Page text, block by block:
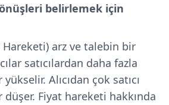
belirlemek için
arz ve talebin bir
satıcılardan daha fazla
Alıcıdan çok satıcı
Fiyat hareketi hakkında